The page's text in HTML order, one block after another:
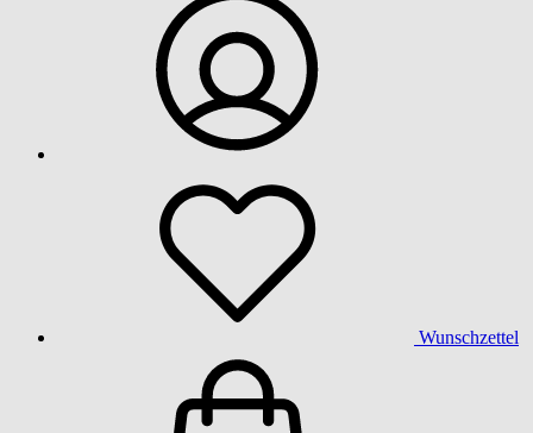
Wunschzettel